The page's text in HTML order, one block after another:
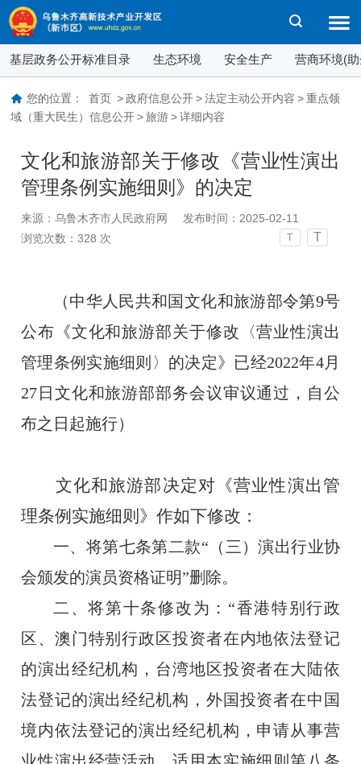
基层政务公开标准目录 生态环境 安全生产 营商环境(
您的位置： 首页 > 政府信息公开 > 法定主动公开内容 > 重点领
域（重大民生）信息公开 > 旅游 > 详细内容
文化和旅游部关于修改《营业性演出
管理条例实施细则》的决定
来源：乌鲁木齐市人民政府网
发布时间：2025-02-11
浏览次数：328 次 T T
（中华人民共和国文化和旅游部令第9号
公布《文化和旅游部关于修改〈营业性演出
管理条例实施细则〉的决定》已经2022年4月
27日文化和旅游部部务会议审议通过，自公
布之日起施行）
文化和旅游部决定对《营业性演出管
理条例实施细则》作如下修改：
一、将第七条第二款“（三）演出行业协
会颁发的演员资格证明”删除。
二、将第十条修改为：“香港特别行政
区、澳门特别行政区投资者在内地依法登记
的演出经纪机构，台湾地区投资者在大陆依
法登记的演出经纪机构，外国投资者在中国
境内依法登记的演出经纪机构，申请从事营
业性演出经营活动，适用本实施细则第八条